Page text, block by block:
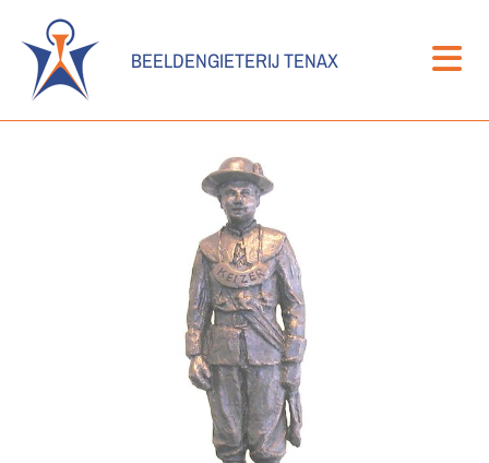
BEELDENGIETERIJ TENAX